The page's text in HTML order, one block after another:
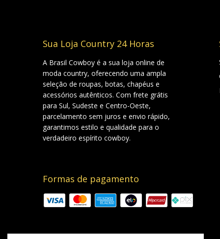
Sua Loja Country 24 Horas
A Brasil Cowboy é a sua loja online de
moda country, oferecendo uma ampla
seleção de roupas, botas, chapéus e
acessórios autênticos. Com frete grátis
para Sul, Sudeste e Centro-Oeste,
parcelamento sem juros e envio rápido,
garantimos estilo e qualidade para o
verdadeiro espírito cowboy.
Formas de pagamento